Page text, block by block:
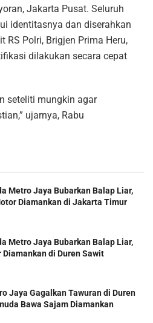
Jakarta Pusat. Seluruh
identitasnya dan diserahkan
RS Polri, Brigjen Prima Heru,
dilakukan secara cepat
seteliti mungkin agar
ujarnya, Rabu
Metro Jaya Bubarkan Balap Liar,
Diamankan di Jakarta Timur
Metro Jaya Bubarkan Balap Liar,
Diamankan di Duren Sawit
Jaya Gagalkan Tawuran di Duren
Bawa Sajam Diamankan